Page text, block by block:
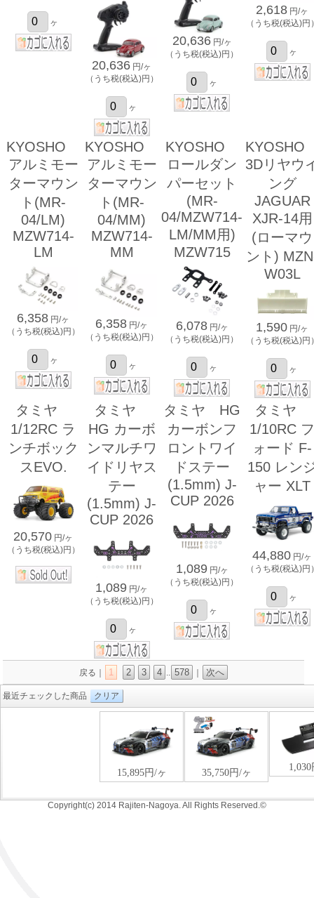
ヶ
20,636 円/ヶ
（うち税(税込)円）
ヶ
20,636 円/ヶ
（うち税(税込)円）
ヶ
2,618 円/ヶ
（うち税(税込)円
ヶ
KYOSHO
アルミモー
ターマウン
ト(MR-
04/LM)
MZW714-
LM
6,358 円/ヶ
（うち税(税込)円）
ヶ
KYOSHO
アルミモー
ターマウン
ト(MR-
04/MM)
MZW714-
MM
6,358 円/ヶ
（うち税(税込)円）
ヶ
KYOSHO
ロールダン
パーセット
(MR-
04/MZW714-
LM/MM用)
MZW715
6,078 円/ヶ
（うち税(税込)円）
ヶ
3Dリヤウ
ング
JAGUAR
XJR-14用
(ローマウ
ント)
W03L
1,590 円/ヶ
（うち税(税込)円
ヶ
タミヤ
1/12RC ラ
ンチボック
スEVO.
20,570 円/ヶ
（うち税(税込)円）
タミヤ
HG カーボ
ンマルチワ
イドリヤス
テー
(1.5mm) J-
CUP 2026
1,089 円/ヶ
（うち税(税込)円）
ヶ
タミヤ HG
カーボンフ
ロントワイ
ドステー
(1.5mm) J-
CUP 2026
1,089 円/ヶ
（うち税(税込)円）
ヶ
タミヤ
1/10RC
ォード F-
150 レン
ャー XLT
44,880 円/ヶ
（うち税(税込)円
ヶ
戻る｜ 1 2 3 4 .. 578 次へ
最近チェックした商品 クリア
Copyright(c) 2014 Rajiten-Nagoya. All Rights Reserved.©